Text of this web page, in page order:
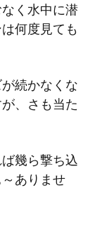
く水中に潜
何度見ても
続かなくな
、さも当た
幾ら撃ち込
ありませ